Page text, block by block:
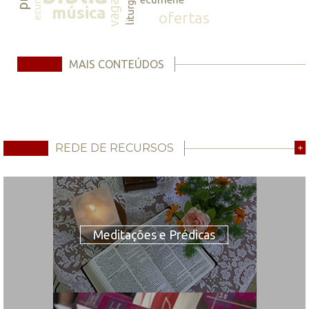
músicavagasliturgia ofertas
MAIS CONTEÚDOS
REDE DE RECURSOS +
Meditações e Prédicas